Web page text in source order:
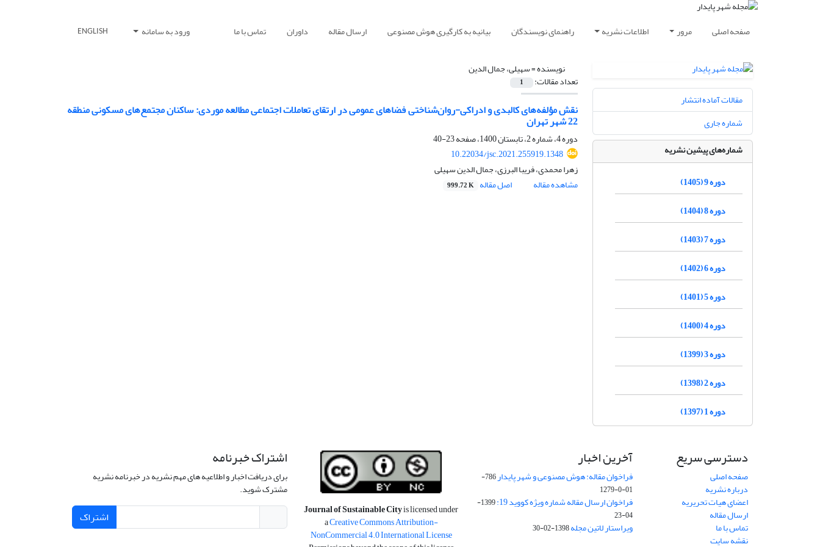
صفحه اصلی مرور اطلاعات نشریه راهنمای نویسندگان بیانیه به کارگیری هوش مصنوعی ارسال مقاله داوران تماس با ما ورود به سامانه ENGLISH
نویسنده =سهیلی، جمال الدین
تعداد مقالات: 1
نقش مؤلفه‌های کالبدی و ادراکی-روان‌شناختی فضاهای عمومی در ارتقای تعاملات اجتماعی مطالعه موردی: ساکنان مجتمع‌های مسکونی منطقه
22 شهر تهران
دوره 4، شماره 2، تابستان 1400، صفحه
23-40
10.22034/jsc.2021.255919.1348
زهرا محمدی، فریبا البرزی، جمال الدین سهیلی
مشاهده مقاله
اصل مقاله 999.72 K
مقالات آماده انتشار
شماره جاری
شماره‌های پیشین نشریه
دوره 9 (1405)
دوره 8 (1404)
دوره 7 (1403)
دوره 6 (1402)
دوره 5 (1401)
دوره 4 (1400)
دوره 3 (1399)
دوره 2 (1398)
دوره 1 (1397)
دسترسی سریع
صفحه اصلی
درباره نشریه
اعضای هیات تحریریه
ارسال مقاله
تماس با ما
نقشه سایت
آخرین اخبار
فراخوان مقاله: هوش مصنوعی و شهر پایدار
786-
01-0-1279
فراخوان ارسال مقاله شماره ویژه کووید 19:
1399-
04-23
ویراستار لاتین مجله1398-02-30
Journal of Sustainable Cityis licensed under
aCreative Commons Attribution-
NonCommercial 4.0 International License
اشتراک خبرنامه
برای دریافت اخبار و اطلاعیه های مهم نشریه در خبرنامه نشریه
مشترک شوید.
اشتراک